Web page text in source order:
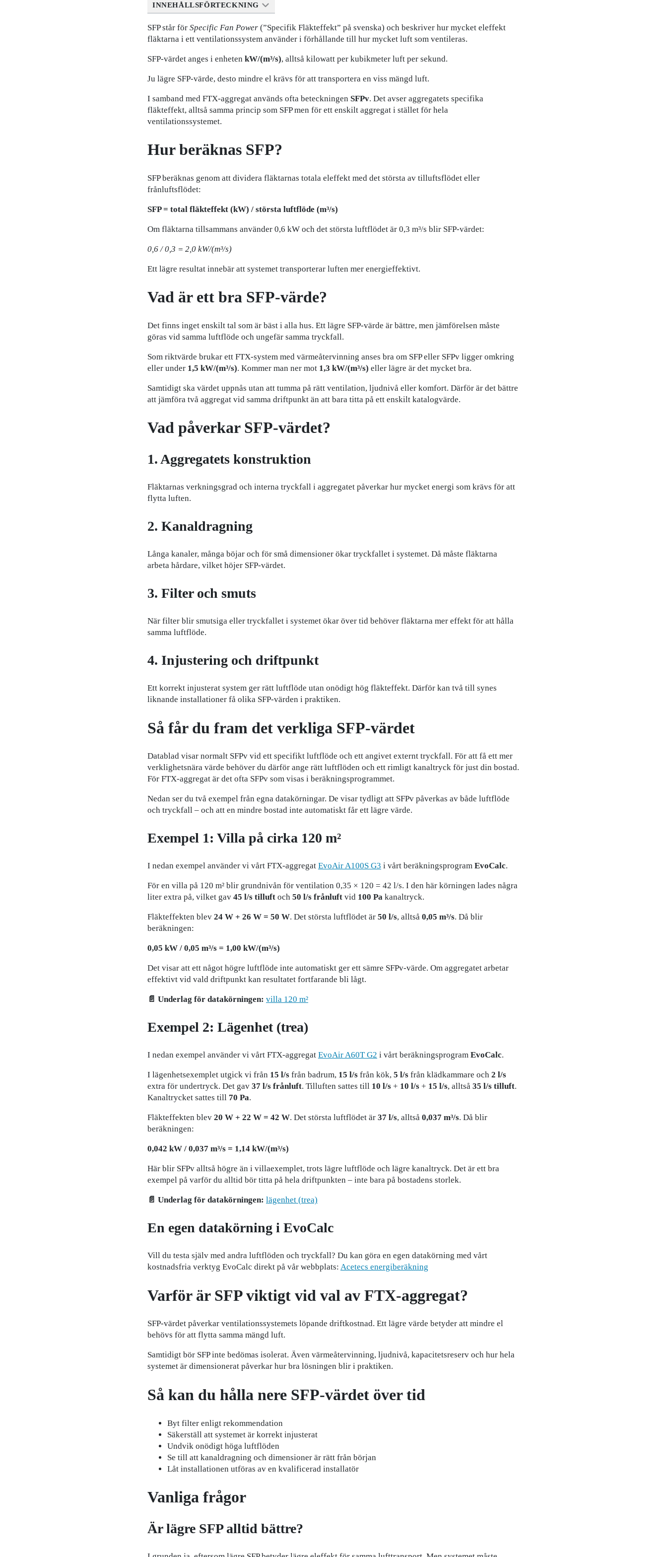
INNEHÅLLSFÖRTECKNING
SFP står för Specific Fan Power (”Specifik Fläkteffekt” på svenska) och beskriver hur mycket eleffekt
fläktarna i ett ventilationssystem använder i förhållande till hur mycket luft som ventileras.
SFP-värdet anges i enheten kW/(m³/s), alltså kilowatt per kubikmeter luft per sekund.
Ju lägre SFP-värde, desto mindre el krävs för att transportera en viss mängd luft.
I samband med FTX-aggregat används ofta beteckningen SFPv. Det avser aggregatets specifika
fläkteffekt, alltså samma princip som SFP men för ett enskilt aggregat i stället för hela
ventilationssystemet.
Hur beräknas SFP?
SFP beräknas genom att dividera fläktarnas totala eleffekt med det största av tilluftsflödet eller
frånluftsflödet:
SFP = total fläkteffekt (kW) / största luftflöde (m³/s)
Om fläktarna tillsammans använder 0,6 kW och det största luftflödet är 0,3 m³/s blir SFP-värdet:
0,6 / 0,3 = 2,0 kW/(m³/s)
Ett lägre resultat innebär att systemet transporterar luften mer energieffektivt.
Vad är ett bra SFP-värde?
Det finns inget enskilt tal som är bäst i alla hus. Ett lägre SFP-värde är bättre, men jämförelsen måste
göras vid samma luftflöde och ungefär samma tryckfall.
Som riktvärde brukar ett FTX-system med värmeåtervinning anses bra om SFP eller SFPv ligger omkring
eller under 1,5 kW/(m³/s). Kommer man ner mot 1,3 kW/(m³/s) eller lägre är det mycket bra.
Samtidigt ska värdet uppnås utan att tumma på rätt ventilation, ljudnivå eller komfort. Därför är det bättre
att jämföra två aggregat vid samma driftpunkt än att bara titta på ett enskilt katalogvärde.
Vad påverkar SFP-värdet?
1. Aggregatets konstruktion
Fläktarnas verkningsgrad och interna tryckfall i aggregatet påverkar hur mycket energi som krävs för att
flytta luften.
2. Kanaldragning
Långa kanaler, många böjar och för små dimensioner ökar tryckfallet i systemet. Då måste fläktarna
arbeta hårdare, vilket höjer SFP-värdet.
3. Filter och smuts
När filter blir smutsiga eller tryckfallet i systemet ökar över tid behöver fläktarna mer effekt för att hålla
samma luftflöde.
4. Injustering och driftpunkt
Ett korrekt injusterat system ger rätt luftflöde utan onödigt hög fläkteffekt. Därför kan två till synes
liknande installationer få olika SFP-värden i praktiken.
Så får du fram det verkliga SFP-värdet
Datablad visar normalt SFPv vid ett specifikt luftflöde och ett angivet externt tryckfall. För att få ett mer
verklighetsnära värde behöver du därför ange rätt luftflöden och ett rimligt kanaltryck för just din bostad.
För FTX-aggregat är det ofta SFPv som visas i beräkningsprogrammet.
Nedan ser du två exempel från egna datakörningar. De visar tydligt att SFPv påverkas av både luftflöde
och tryckfall – och att en mindre bostad inte automatiskt får ett lägre värde.
Exempel 1: Villa på cirka 120 m²
I nedan exempel använder vi vårt FTX-aggregat EvoAir A100S G3 i vårt beräkningsprogram EvoCalc.
För en villa på 120 m² blir grundnivån för ventilation 0,35 × 120 = 42 l/s. I den här körningen lades några
liter extra på, vilket gav 45 l/s tilluft och 50 l/s frånluft vid 100 Pa kanaltryck.
Fläkteffekten blev 24 W + 26 W = 50 W. Det största luftflödet är 50 l/s, alltså 0,05 m³/s. Då blir
beräkningen:
0,05 kW / 0,05 m³/s = 1,00 kW/(m³/s)
Det visar att ett något högre luftflöde inte automatiskt ger ett sämre SFPv-värde. Om aggregatet arbetar
effektivt vid vald driftpunkt kan resultatet fortfarande bli lågt.
📄 Underlag för datakörningen: villa 120 m²
Exempel 2: Lägenhet (trea)
I nedan exempel använder vi vårt FTX-aggregat EvoAir A60T G2 i vårt beräkningsprogram EvoCalc.
I lägenhetsexemplet utgick vi från 15 l/s från badrum, 15 l/s från kök, 5 l/s från klädkammare och 2 l/s
extra för undertryck. Det gav 37 l/s frånluft. Tilluften sattes till 10 l/s + 10 l/s + 15 l/s, alltså 35 l/s tilluft.
Kanaltrycket sattes till 70 Pa.
Fläkteffekten blev 20 W + 22 W = 42 W. Det största luftflödet är 37 l/s, alltså 0,037 m³/s. Då blir
beräkningen:
0,042 kW / 0,037 m³/s = 1,14 kW/(m³/s)
Här blir SFPv alltså högre än i villaexemplet, trots lägre luftflöde och lägre kanaltryck. Det är ett bra
exempel på varför du alltid bör titta på hela driftpunkten – inte bara på bostadens storlek.
📄 Underlag för datakörningen: lägenhet (trea)
En egen datakörning i EvoCalc
Vill du testa själv med andra luftflöden och tryckfall? Du kan göra en egen datakörning med vårt
kostnadsfria verktyg EvoCalc direkt på vår webbplats: Acetecs energiberäkning
Varför är SFP viktigt vid val av FTX-aggregat?
SFP-värdet påverkar ventilationssystemets löpande driftkostnad. Ett lägre värde betyder att mindre el
behövs för att flytta samma mängd luft.
Samtidigt bör SFP inte bedömas isolerat. Även värmeåtervinning, ljudnivå, kapacitetsreserv och hur hela
systemet är dimensionerat påverkar hur bra lösningen blir i praktiken.
Så kan du hålla nere SFP-värdet över tid
Byt filter enligt rekommendation
Säkerställ att systemet är korrekt injusterat
Undvik onödigt höga luftflöden
Se till att kanaldragning och dimensioner är rätt från början
Låt installationen utföras av en kvalificerad installatör
Vanliga frågor
Är lägre SFP alltid bättre?